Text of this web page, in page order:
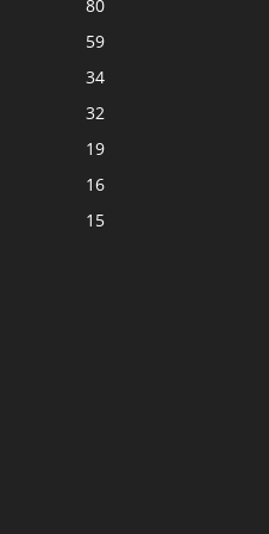
80
59
34
32
19
16
15